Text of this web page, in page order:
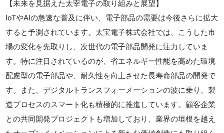
【未来を見据えた太宰電子の取り組みと展望】
IoTやAIの急速な普及に伴い、電子部品の需要は今後さらに拡大
すると予測されています。太宝電子株式会社では、こうした市
場の変化を先取りし、次世代の電子部品開発に注力していま
す。特に注目されているのが、省エネルギー性能を高めた環境
配慮型の電子部品や、耐久性を向上させた長寿命部品の開発で
す。また、デジタルトランスフォーメーションの波に乗り、製
造プロセスのスマート化も積極的に推進しています。顧客企業
との共同開発プロジェクトも増加しており、業界の垣根を越え